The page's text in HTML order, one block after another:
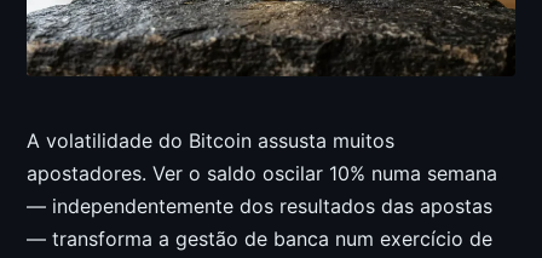
A volatilidade do Bitcoin assusta muitos
apostadores. Ver o saldo oscilar 10% numa semana
— independentemente dos resultados das apostas
— transforma a gestão de banca num exercício de